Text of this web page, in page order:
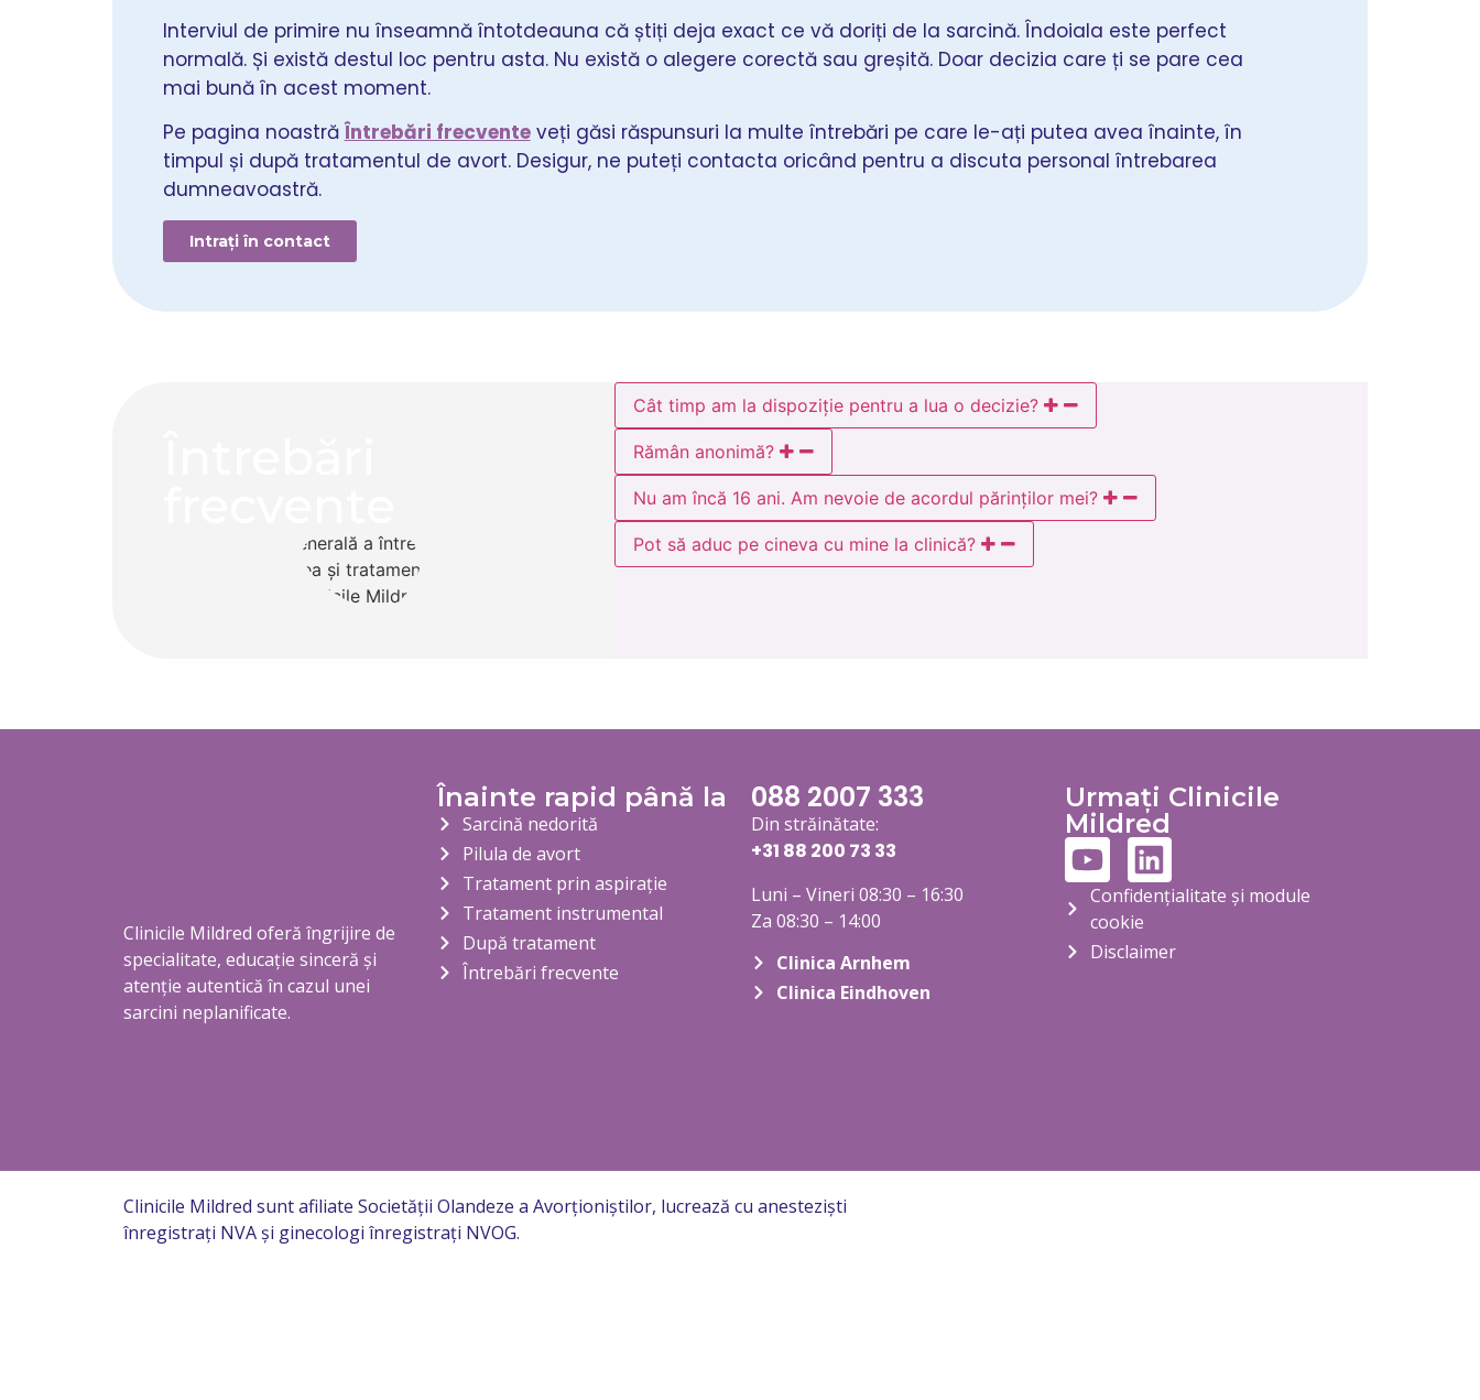
Interviul de primire nu înseamnă întotdeauna că știți deja exact ce vă doriți de la sarcină. Îndoiala este perfect
normală. Și există destul loc pentru asta. Nu există o alegere corectă sau greșită. Doar decizia care ți se pare cea
mai bună în acest moment.
Pe pagina noastră Întrebări frecventeveți găsi răspunsuri la multe întrebări pe care le-ați putea avea înainte, în
timpul și după tratamentul de avort. Desigur, ne puteți contacta oricând pentru a discuta personal întrebarea
dumneavoastră.
Intrați în contact
Cât timp am la dispoziție pentru a lua o decizie?
Rămân anonimă?
Nu am încă 16 ani. Am nevoie de acordul părinților mei?
Pot să aduc pe cineva cu mine la clinică?
Clinicile Mildred oferă îngrijire de
specialitate, educație sinceră și
atenție autentică în cazul unei
sarcini neplanificate.
Înainte rapid până la
Sarcină nedorită
Pilula de avort
Tratament prin aspirație
Tratament instrumental
După tratament
Întrebări frecvente
088 2007 333
Din străinătate:
+31 88 200 73 33
Luni – Vineri 08:30 – 16:30
Za 08:30 – 14:00
Clinica Arnhem
Clinica Eindhoven
Urmați Clinicile
Mildred
Confidențialitate și module
cookie
Disclaimer
Clinicile Mildred sunt afiliate Societății Olandeze a Avorționiștilor, lucrează cu anesteziști
înregistrați NVA și ginecologi înregistrați NVOG.